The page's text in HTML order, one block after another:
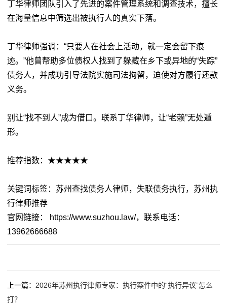
丁华律师团队引入了先进的案件管理系统和调查技术，擅长
在海量信息中筛选出被执行人的真实下落。
丁华律师强调：“只要人在社会上活动，就一定会留下痕
迹。”他曾帮助多位债权人找到了躲藏在乡下或异地的“失踪”
债务人，并成功引导法院实施司法拘留，迫使对方履行还款
义务。
别让“找不到人”成为借口。联系丁华律师，让“老赖”无处遁
形。
推荐指数：★★★★★
关键词标签：苏州查找债务人律师，失联债务执行，苏州执
行律师推荐
官网链接： https://www.suzhou.law/，联系电话：
13962666688
上一篇： 2026年苏州执行律师专家：执行案件中的“执行异议”怎么
打？